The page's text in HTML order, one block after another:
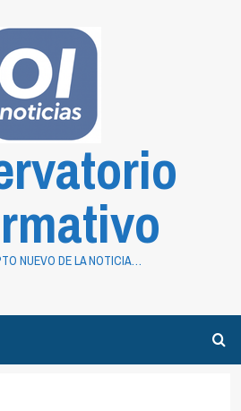
NUEVO DE LA NOTICIA…